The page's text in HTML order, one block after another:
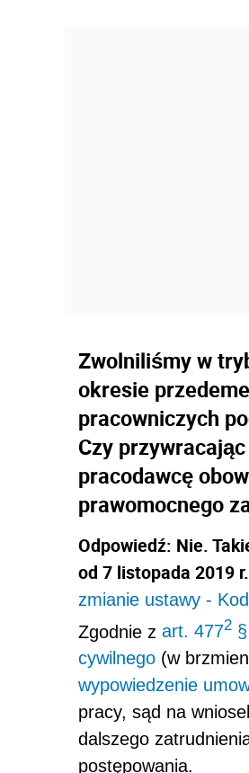
Zwolniliśmy w
okresie
pracowniczych
Czy
pracodawcę
prawomocnego
Odpowiedź: Nie.
od 7 listopada 2019 r.
zmianie ustawy -
Zgodnie z art. 4772
cywilnego (w
wypowiedzenie
pracy, sąd na
dalszego
postępowania.